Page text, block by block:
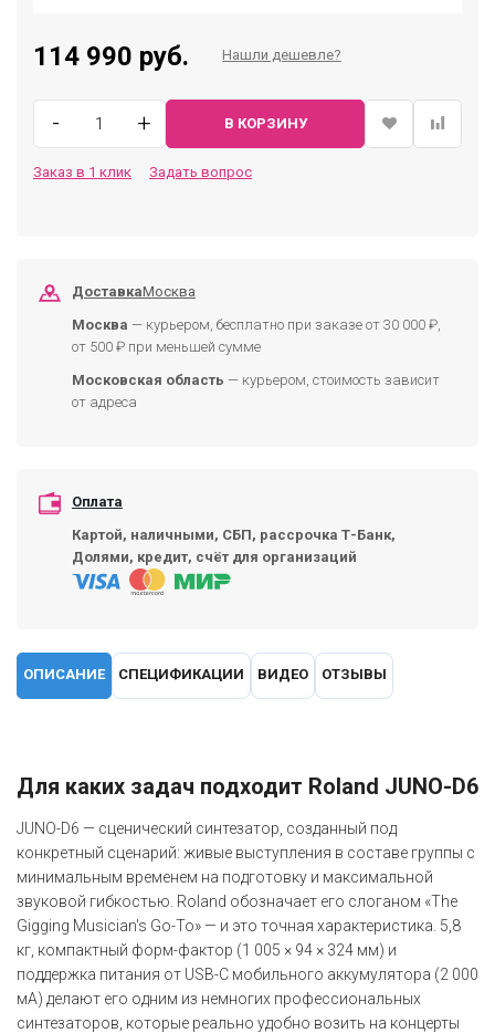
114 990 руб. Нашли дешевле?
- + В КОРЗИНУ
Заказ в 1 клик Задать вопрос
ДоставкаМосква
Москва — курьером, бесплатно при заказе от 30 000 ₽,
от 500 ₽ при меньшей сумме
Московская область — курьером, стоимость зависит
от адреса
Оплата
Картой, наличными, СБП, рассрочка Т-Банк,
Долями, кредит, счёт для организаций
ОПИСАНИЕ СПЕЦИФИКАЦИИ ВИДЕО ОТЗЫВЫ
Для каких задач подходит Roland JUNO-D6
JUNO-D6 — сценический синтезатор, созданный под
конкретный сценарий: живые выступления в составе группы с
минимальным временем на подготовку и максимальной
звуковой гибкостью. Roland обозначает его слоганом «The
Gigging Musician's Go-To» — и это точная характеристика. 5,8
кг, компактный форм-фактор (1 005 × 94 × 324 мм) и
поддержка питания от USB-C мобильного аккумулятора (2 000
мА) делают его одним из немногих профессиональных
синтезаторов, которые реально удобно возить на концерты